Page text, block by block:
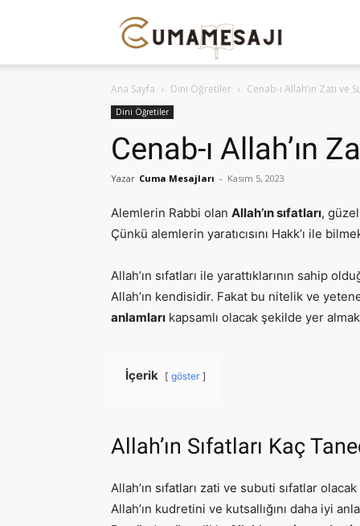
Mesajı
Ana Sayfa Dini Öğretiler Cenab-ı Allah’ın Zati ve
Dini Öğretiler
Cenab-ı Allah’ın
Yazar Cuma Mesajları - Kasım 5, 2023
Alemlerin Rabbi olan Allah’ın sıfatları,
Çünkü alemlerin yaratıcısını Hakk’ı ile
Allah’ın sıfatları ile yarattıklarının sahip
Allah’ın kendisidir. Fakat bu nitelik ve
anlamları kapsamlı olacak şekilde yer
İçerik göster
Allah’ın Sıfatları Kaç
Allah’ın sıfatları zati ve subuti sıfatlar
Allah’ın kudretini ve kutsallığını daha iyi